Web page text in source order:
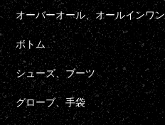
オーバーオール、オールインワン
ボトム
シューズ、ブーツ
グローブ、手袋